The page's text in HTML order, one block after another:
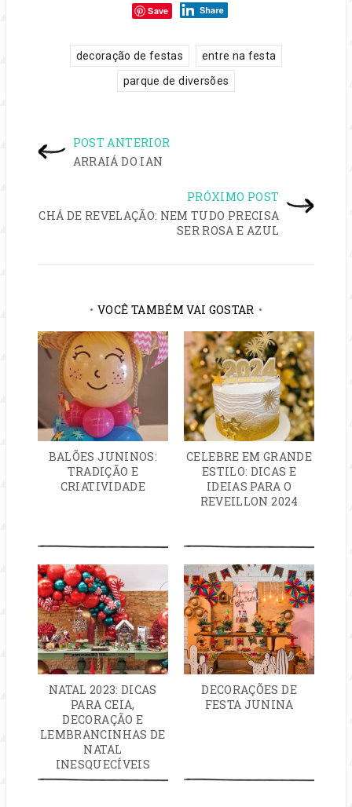
Compartilhe:
Save
tags:
decoração de festas entre na festa
parque de diversões
NAVEGAÇÃO
DE
POST
POST ANTERIOR
ARRAIÁ DO IAN
PRÓXIMO POST
CHÁ DE REVELAÇÃO: NEM TUDO PRECISA
SER ROSA E AZUL
VOCÊ TAMBÉM VAI GOSTAR
BALÕES JUNINOS:
TRADIÇÃO E
CRIATIVIDADE
CELEBRE EM GRANDE
ESTILO: DICAS E
IDEIAS PARA O
REVEILLON 2024
NATAL 2023: DICAS
PARA CEIA,
DECORAÇÃO E
LEMBRANCINHAS DE
NATAL
INESQUECÍVEIS
DECORAÇÕES DE
FESTA JUNINA